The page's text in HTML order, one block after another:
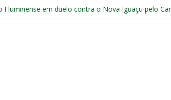
em duelo contra o Nova Iguaçu pelo
aproveitamento inferior a 42% contra o Botafogo
estreia no time principal do New York City